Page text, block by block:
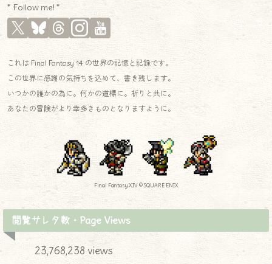
* Follow me! *
これは Final Fantasy 14 の世界の記憶と記録です。
この世界に感謝の気持ちを込めて、書き残します。
いつかの誰かの為に。何かの道標に。祈りと共に。
あなたの冒険がより幸多きものとなりますように。
Final Fantasy XIV © SQUARE ENIX
閲覧サレタ数・Page Views
23,768,238 views